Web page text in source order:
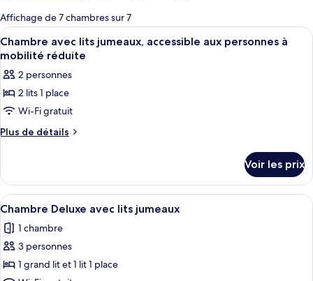
pour
les
chambres
Affichage de 7 chambres sur 7
Afficher
toutes
les
photos
pour
ce
type
Chambre
avec
lits
jumeaux,
accessible
aux
personnes
Une chambre d’hôtel compacte
2
Chambre avec lits jumeaux, accessible aux personnes à
mobilité réduite
2 personnes
2 lits 1 place
Wi-Fi gratuit
Plus de détails
Plus
le
type
de
Chambre
avec
jumeaux,
Voir les prix
Afficher
toutes
les
photos
pour
Une chambre d’hôtel avec deux lits,
6
Chambre Deluxe avec lits jumeaux
1 chambre
3 personnes
1 grand lit et 1 lit 1 place